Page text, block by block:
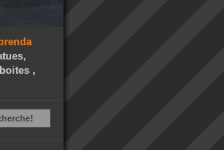
,